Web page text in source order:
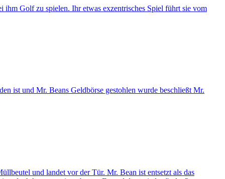
Golf zu spielen. Ihr etwas exzentrisches Spiel führt sie vom
ist und Mr. Beans Geldbörse gestohlen wurde beschließt Mr.
und landet vor der Tür. Mr. Bean ist entsetzt als das